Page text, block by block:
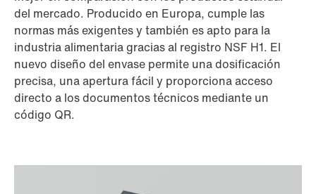
del mercado. Producido en Europa, cumple las
normas más exigentes y también es apto para la
industria alimentaria gracias al registro NSF H1. El
nuevo diseño del envase permite una dosificación
precisa, una apertura fácil y proporciona acceso
directo a los documentos técnicos mediante un
código QR.